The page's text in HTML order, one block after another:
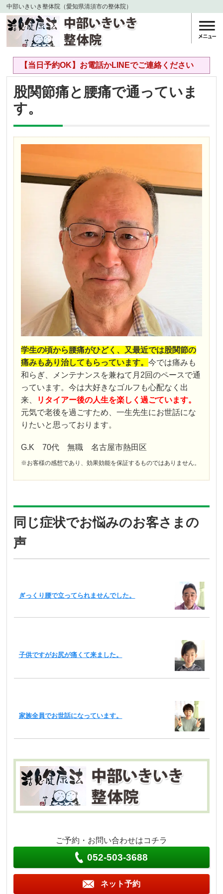
中部いきいき整体院（愛知県清須市の整体院）
【当日予約OK】お電話かLINEでご連絡ください
股関節痛と腰痛で通っていま
す。
学生の頃から腰痛がひどく、又最近では股関節の
痛みもあり治してもらっています。今では痛みも
和らぎ、メンテナンスを兼ねて月2回のペースで通
っています。今は大好きなゴルフも心配なく出
来、
リタイアー後の人生を楽しく過ごています。
元気で老後を過ごすため、一生先生にお世話にな
りたいと思っております。
G.K 70代 無職 名古屋市熱田区
※お客様の感想であり、効果効能を保証するものではありません。
同じ症状でお悩みのお客さまの
声
ぎっくり腰で立ってられませんでした。
子供ですがお尻が痛くて来ました。
家族全員でお世話になっています。
ご予約・お問い合わせはコチラ
052-503-3688
ネット予約